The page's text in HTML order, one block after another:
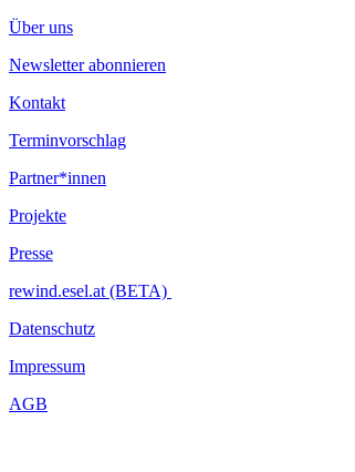
Über uns
Newsletter abonnieren
Kontakt
Terminvorschlag
Partner*innen
Projekte
Presse
rewind.esel.at (BETA)
Datenschutz
Impressum
AGB